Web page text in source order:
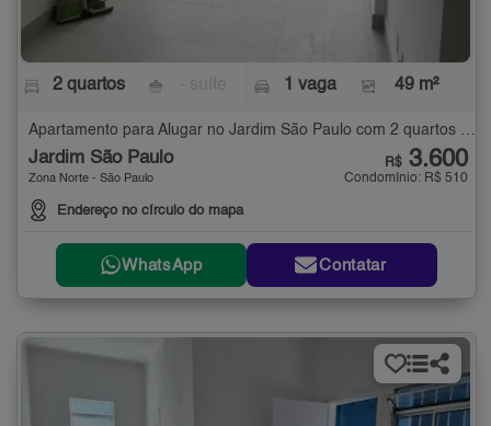
2 quartos 1 vaga 49 m²
Apartamento para Alugar no Jardim São Paulo com 2 quartos - 49 m²
Jardim São Paulo
Zona Norte - São Paulo
Endereço no círculo do mapa
R$ 3.600
Condomínio: R$ 510
WhatsApp Contatar